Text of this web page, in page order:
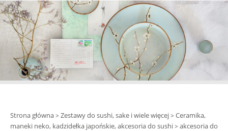
Strona główna> Zestawy do sushi, sake i wiele więcej> Ceramika,
maneki neko, kadzidełka japońskie, akcesoria do sushi> akcesoria do